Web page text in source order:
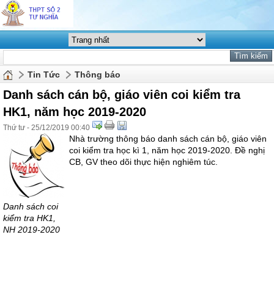
Tin Tức Thông báo
Danh sách cán bộ, giáo viên coi kiểm tra
HK1, năm học 2019-2020
Thứ tư - 25/12/2019 00:40
Danh sách coi
kiểm tra HK1,
NH 2019-2020
Nhà trường thông báo danh sách cán bộ, giáo viên
coi kiểm tra học kì 1, năm học 2019-2020. Đề nghị
CB, GV theo dõi thực hiện nghiêm túc.